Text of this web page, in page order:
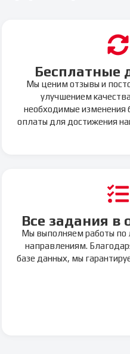
Бесплатные
Мы ценим отзывы и
улучшением
необходимые изменения
оплаты для достижения
Все задания в
Мы выполняем работы
направлениям.
базе данных, мы